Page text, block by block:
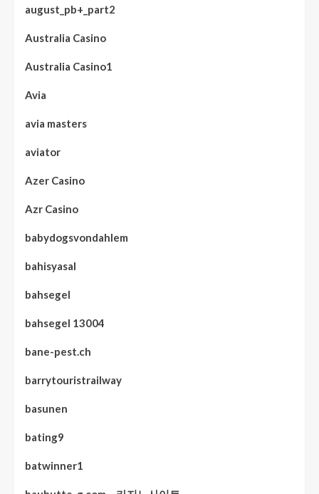
august_pb+_part2
Australia Casino
Australia Casino1
Avia
avia masters
aviator
Azer Casino
Azr Casino
babydogsvondahlem
bahisyasal
bahsegel
bahsegel 13004
bane-pest.ch
barrytouristrailway
basunen
bating9
batwinner1